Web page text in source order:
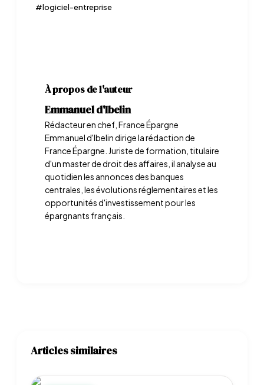
#logiciel-entreprise
À propos de l'auteur
Emmanuel d'Ibelin
Rédacteur en chef, France Épargne
Emmanuel d'Ibelin dirige la rédaction de
France Épargne. Juriste de formation, titulaire
d'un master de droit des affaires, il analyse au
quotidien les annonces des banques
centrales, les évolutions réglementaires et les
opportunités d'investissement pour les
épargnants français.
Articles similaires